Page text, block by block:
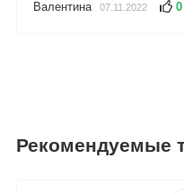
Валентина 07.11.2022 0
Рекомендуемые